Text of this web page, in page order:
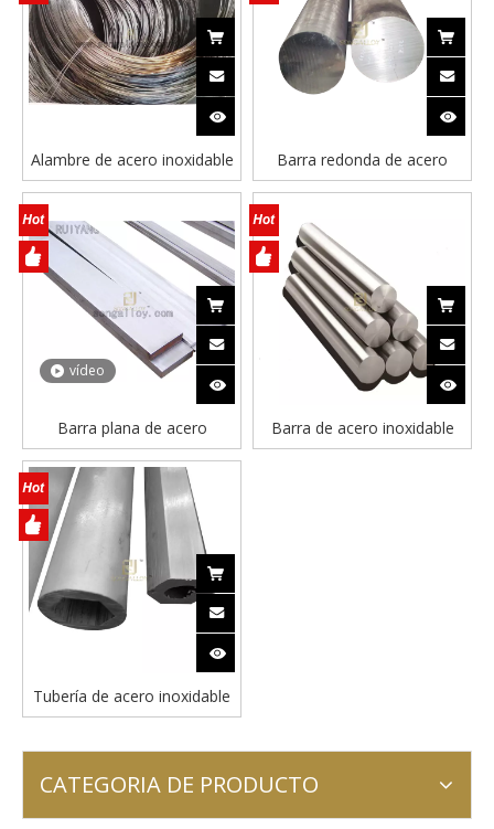
Alambre de acero inoxidable
y alambre fino
Barra redonda de acero
inoxidable superficie negra
vídeo
Barra plana de acero
inoxidable
Barra de acero inoxidable
Tubería de acero inoxidable
hexadecimal
CATEGORIA DE PRODUCTO